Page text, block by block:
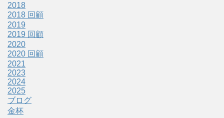
2018
2018 回顧
2019
2019 回顧
2020
2020 回顧
2021
2023
2024
2025
ブログ
金杯